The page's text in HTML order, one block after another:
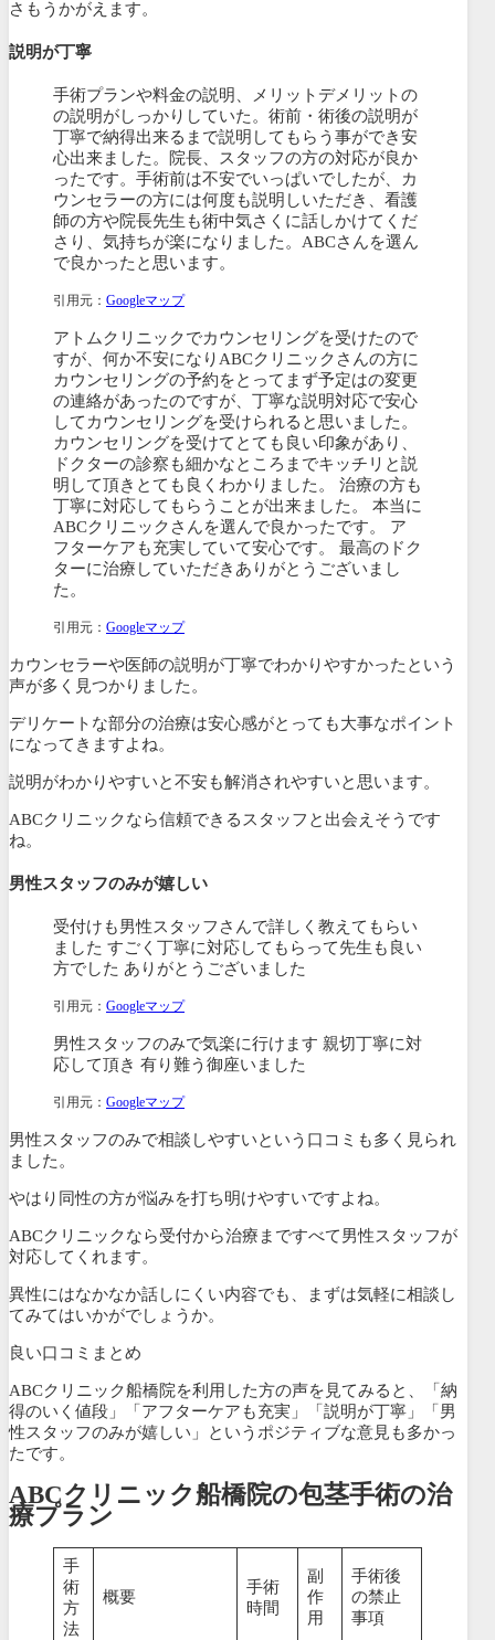
さもうかがえます。
説明が丁寧
手術プランや料金の説明、メリットデメリットの
の説明がしっかりしていた。術前・術後の説明が
丁寧で納得出来るまで説明してもらう事ができ安
心出来ました。院長、スタッフの方の対応が良か
ったです。手術前は不安でいっぱいでしたが、カ
ウンセラーの方には何度も説明しいただき、看護
師の方や院長先生も術中気さくに話しかけてくだ
さり、気持ちが楽になりました。ABCさんを選ん
で良かったと思います。
引用元： Googleマップ
アトムクリニックでカウンセリングを受けたので
すが、何か不安になりABCクリニックさんの方に
カウンセリングの予約をとってまず予定はの変更
の連絡があったのですが、丁寧な説明対応で安心
してカウンセリングを受けられると思いました。
カウンセリングを受けてとても良い印象があり、
ドクターの診察も細かなところまでキッチリと説
明して頂きとても良くわかりました。 治療の方も
丁寧に対応してもらうことが出来ました。 本当に
ABCクリニックさんを選んで良かったです。 ア
フターケアも充実していて安心です。 最高のドク
ターに治療していただきありがとうございまし
た。
引用元： Googleマップ
カウンセラーや医師の説明が丁寧でわかりやすかったという
声が多く見つかりました。
デリケートな部分の治療は安心感がとっても大事なポイント
になってきますよね。
説明がわかりやすいと不安も解消されやすいと思います。
ABCクリニックなら信頼できるスタッフと出会えそうです
ね。
男性スタッフのみが嬉しい
受付けも男性スタッフさんで詳しく教えてもらい
ました すごく丁寧に対応してもらって先生も良い
方でした ありがとうございました
引用元： Googleマップ
男性スタッフのみで気楽に行けます 親切丁寧に対
応して頂き 有り難う御座いました
引用元： Googleマップ
男性スタッフのみで相談しやすいという口コミも多く見られ
ました。
やはり同性の方が悩みを打ち明けやすいですよね。
ABCクリニックなら受付から治療まですべて男性スタッフが
対応してくれます。
異性にはなかなか話しにくい内容でも、まずは気軽に相談し
てみてはいかがでしょうか。
良い口コミまとめ
ABCクリニック船橋院を利用した方の声を見てみると、「納
得のいく値段」「アフターケアも充実」「説明が丁寧」「男
性スタッフのみが嬉しい」というポジティブな意見も多かっ
たです。
ABCクリニック船橋院の包茎手術の治
療プラン
手
術
方
法
概要
手術
時間
副
作
用
手術後
の禁止
事項